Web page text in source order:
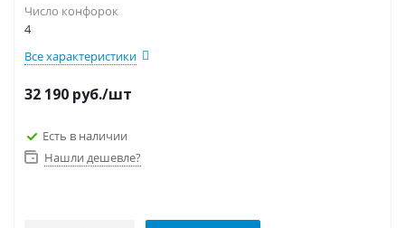
Число конфорок
4
Все характеристики
32 190 руб./шт
Есть в наличии
Нашли дешевле?